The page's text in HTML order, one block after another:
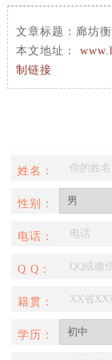
文章标题： 廊坊
本文地址：
制链接
姓名：
性别：
电话：
Q Q：
籍贯：
学历：